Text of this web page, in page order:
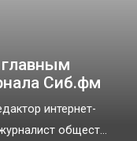
главным
Сиб.фм
интернет-
общест...